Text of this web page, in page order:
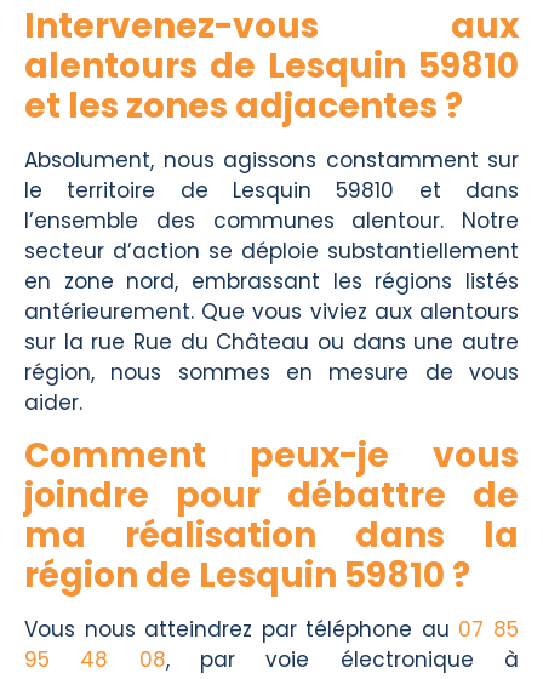
Intervenez-vous aux
alentours de Lesquin 59810
et les zones adjacentes ?
Absolument, nous agissons constamment sur
le territoire de Lesquin 59810 et dans
l’ensemble des communes alentour. Notre
secteur d’action se déploie substantiellement
en zone nord, embrassant les régions listés
antérieurement. Que vous viviez aux alentours
sur la rue Rue du Château ou dans une autre
région, nous sommes en mesure de vous
aider.
Comment peux-je vous
joindre pour débattre de
ma réalisation dans la
région de Lesquin 59810 ?
Vous nous atteindrez par téléphone au 07 85
95 48 08, par voie électronique à